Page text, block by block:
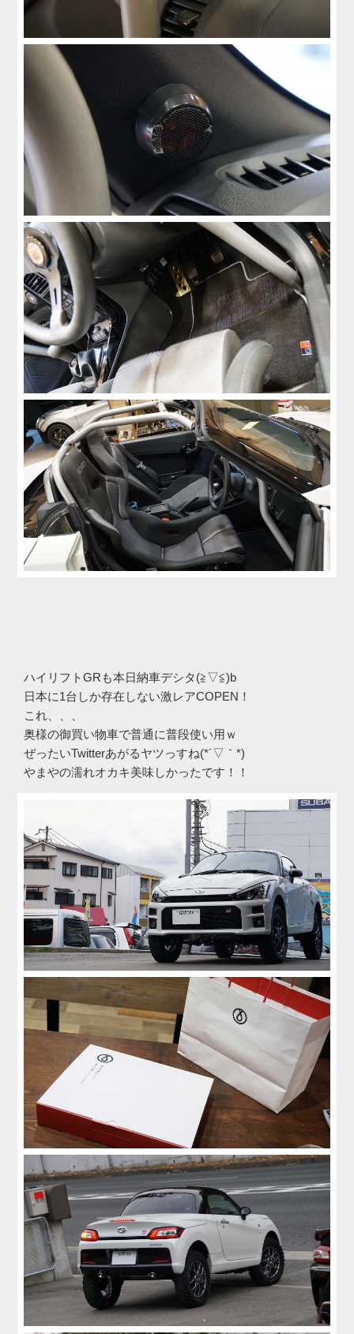
ハイリフトGRも本日納車デシタ(≧▽≦)b
日本に1台しか存在しない激レアCOPEN！
これ、、、
奥様の御買い物車で普通に普段使い用ｗ
ぜったいTwitterあがるヤツっすね(*´▽｀*)
やまやの濡れオカキ美味しかったです！！